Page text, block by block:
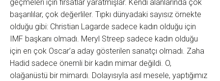
geçmeleri için fırsatlar yaratmışlar. Kendi alanlarında çok
başarılılar, çok değerliler. Tıpkı dünyadaki sayısız örnekte
olduğu gibi: Christian Lagarde sadece kadın olduğu için
IMF başkanı olmadı. Meryl Streep sadece kadın olduğu
için en çok Oscar’a aday gösterilen sanatçı olmadı. Zaha
Hadid sadece önemli bir kadın mimar değildi. O,
olağanüstü bir mimardı. Dolayısıyla asıl mesele, yaptığımız